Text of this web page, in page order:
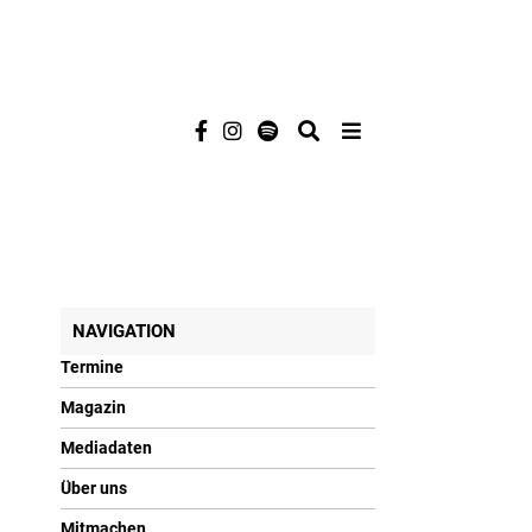
NAVIGATION
Termine
Magazin
Mediadaten
Über uns